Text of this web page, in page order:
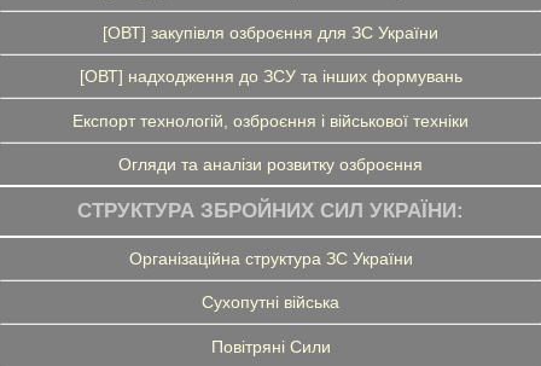
[ОВТ] закупівля озброєння для ЗС України
[ОВТ] надходження до ЗСУ та інших формувань
Експорт технологій, озброєння і військової техніки
Огляди та аналізи розвитку озброєння
СТРУКТУРА ЗБРОЙНИХ СИЛ УКРАЇНИ:
Організаційна структура ЗС України
Сухопутні війська
Повітряні Сили